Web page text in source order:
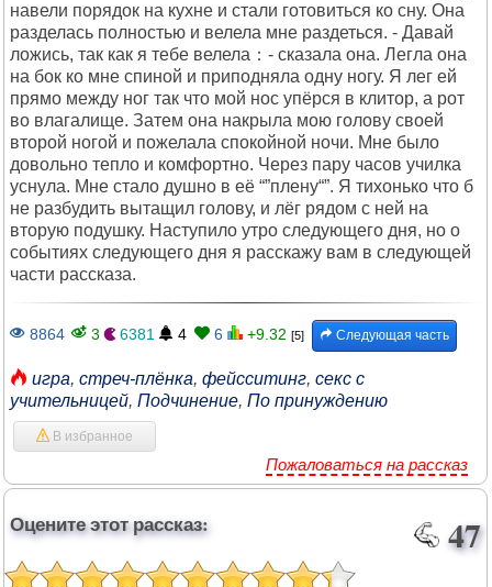
навели порядок на кухне и стали готовиться ко сну. Она
разделась полностью и велела мне раздеться. - Давай
ложись, так как я тебе велела：- сказала она. Легла она
на бок ко мне спиной и приподняла одну ногу. Я лег ей
прямо между ног так что мой нос упёрся в клитор, а рот
во влагалище. Затем она накрыла мою голову своей
второй ногой и пожелала спокойной ночи. Мне было
довольно тепло и комфортно. Через пару часов училка
уснула. Мне стало душно в её “”плену“”. Я тихонько что б
не разбудить вытащил голову, и лёг рядом с ней на
вторую подушку. Наступило утро следующего дня, но о
событиях следующего дня я расскажу вам в следующей
части рассказа.
8864 3 6381 4 6 +9.32 [5] Следующая часть
игра, стреч-плёнка, фейсситинг, секс с
учительницей, Подчинение, По принуждению
В избранное
Пожаловаться на рассказ
Оцените этот рассказ: 47